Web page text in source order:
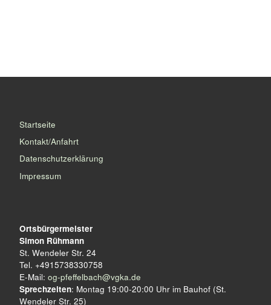
Startseite
Kontakt/Anfahrt
Datenschutzerklärung
Impressum
Ortsbürgermeister
Simon Rühmann
St. Wendeler Str. 24
Tel. +4915738330758
E-Mail: og-pfeffelbach@vgka.de
Sprechzeiten: Montag 19:00-20:00 Uhr im Bauhof (St.
Wendeler Str. 25)